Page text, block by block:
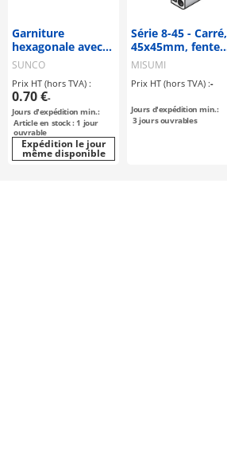
Garniture
hexagonale avec
rondelle élastique
SUNCO
Prix HT (hors TVA) :
0.70 €-
Jours d'expédition min.:
Article en stock : 1 jour
ouvrable
Expédition le jour
même disponible
Série 8-45 - Carré,
45x45mm, fente
largeur 10mm
MISUMI
Prix HT (hors TVA) :-
Jours d'expédition min.:
3jours ouvrables